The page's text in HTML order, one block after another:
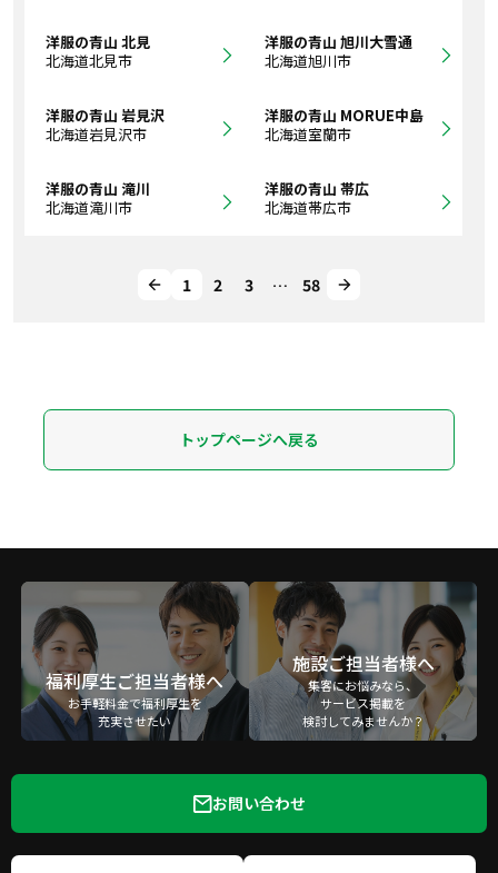
洋服の青山 北見
北海道北見市
洋服の青山 旭川大雪通
北海道旭川市
洋服の青山 岩見沢
北海道岩見沢市
洋服の青山 MORUE中島
北海道室蘭市
洋服の青山 滝川
北海道滝川市
洋服の青山 帯広
北海道帯広市
1 2 3 … 58
トップページへ戻る
福利厚生ご担当者様へ
お手軽料金で福利厚生を
充実させたい
施設ご担当者様へ
集客にお悩みなら、
サービス掲載を
検討してみませんか？
お問い合わせ